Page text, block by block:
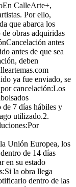
CalleArte+,
Por ello,
que abarca los
obras adquiridas
antes
antes de que sea
deben
ya fue enviado, se
cancelación:Los
de 7 días hábiles y
utilizado.2.
Unión Europea, los
de 14 días
en su estado
la obra llega
dentro de las